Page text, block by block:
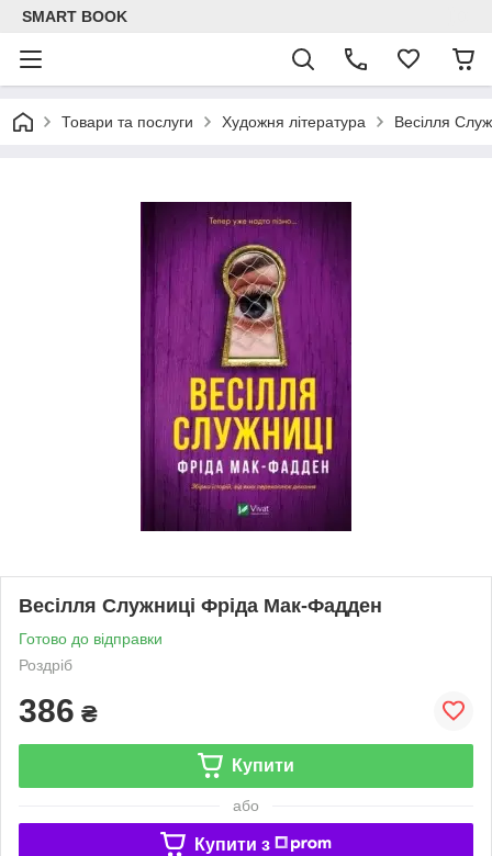
SMART BOOK
Товари та послуги Художня література Весілля
Весілля Служниці Фріда Мак-Фадден
Готово до відправки
Роздріб
386 ₴
Купити
або
Купити з